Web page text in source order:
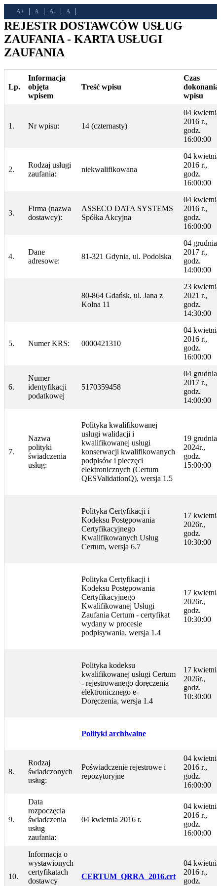
A+ A A- A
REJESTR DOSTAWCÓW USŁUG
ZAUFANIA - KARTA USŁUGI
ZAUFANIA
Lp.
Informacja
objęta
wpisem
Treść wpisu
Czas
dokonania
wpisu
1. Nr wpisu: 14 (czternasty)
04 kwietnia
2016 r.,
godz.
16:00:00
2.
Rodzaj usługi
zaufania:
niekwalifikowana
04 kwietnia
2016 r.,
godz.
16:00:00
3.
Firma (nazwa
dostawcy):
ASSECO DATA SYSTEMS
Spółka Akcyjna
04 kwietnia
2016 r.,
godz.
16:00:00
4.
Dane
adresowe:
81-321 Gdynia, ul. Podolska
04 grudnia
2017 r.,
godz.
14:00:00
80-864 Gdańsk, ul. Jana z
Kolna 11
23 kwietnia
2021 r.,
godz.
14:30:00
5. Numer KRS: 0000421310
04 kwietnia
2016 r.,
godz.
16:00:00
6.
Numer
identyfikacji
podatkowej
5170359458
04 grudnia
2017 r.,
godz.
14:00:00
7.
Nazwa
polityki
świadczenia
usług:
Polityka kwalifikowanej
usługi walidacji i
kwalifikowanej usługi
konserwacji kwalifikowanych
podpisów i pieczęci
elektronicznych (Certum
QESValidationQ), wersja 1.5
19 grudnia
2024r.,
godz.
15:00:00
Polityka Certyfikacji i
Kodeksu Postępowania
Certyfikacyjnego
Kwalifikowanych Usług
Certum, wersja 6.7
17 kwietnia
2026r.,
godz.
10:30:00
Polityka Certyfikacji i
Kodeksu Postępowania
Certyfikacyjnego
Kwalifikowanej Usługi
Zaufania Certum - certyfikat
wydany w procesie
podpisywania, wersja 1.4
17 kwietnia
2026r.,
godz.
10:30:00
Polityka kodeksu
kwalifikowanej usługi Certum
- rejestrowanego doręczenia
elektronicznego e-
Doręczenia, wersja 1.4
17 kwietnia
2026r.,
godz.
10:30:00
Polityki archiwalne
8.
Rodzaj
świadczonych
usług:
Poświadczenie rejestrowe i
repozytoryjne
04 kwietnia
2016 r.,
godz.
16:00:00
9.
Data
rozpoczęcia
świadczenia
usług
zaufania:
04 kwietnia 2016 r.
04 kwietnia
2016 r.,
godz.
16:00:00
10.
Informacja o
wystawionych
certyfikatach
dostawcy
CERTUM_QRRA_2016.crt
04 kwietnia
2016 r.,
godz.